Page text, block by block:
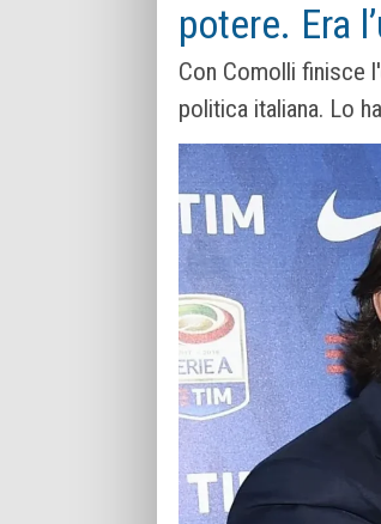
potere. Era
Con Comolli finisce
politica italiana. Lo